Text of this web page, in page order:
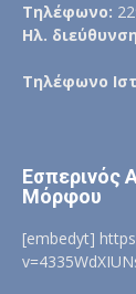
Τηλέφωνο:
Ηλ.
Τηλέφωνο
Εσπερινός
Μόρφου
[embedyt]